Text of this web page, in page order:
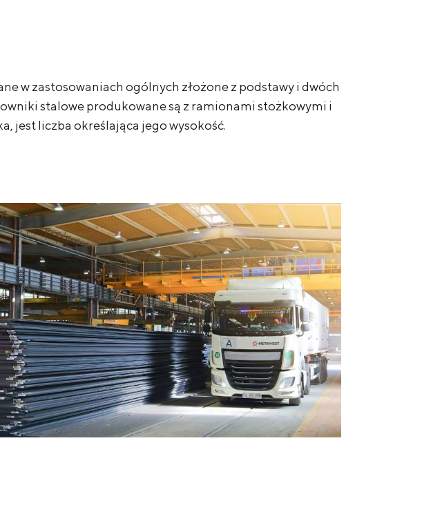
w zastosowaniach ogólnych złożone z podstawy i dwóch
stalowe produkowane są z ramionami stożkowymi i
jest liczba określająca jego wysokość.